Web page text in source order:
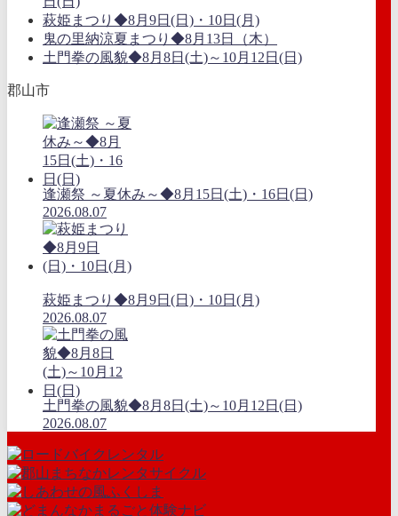
萩姫まつり◆8月9日(日)・10日(月)
鬼の里納涼夏まつり◆8月13日（木）
土門拳の風貌◆8月8日(土)～10月12日(日)
郡山市
逢瀬祭 ～夏休み～◆8月15日(土)・16日(日)
2026.08.07
萩姫まつり◆8月9日(日)・10日(月)
2026.08.07
土門拳の風貌◆8月8日(土)～10月12日(日)
2026.08.07